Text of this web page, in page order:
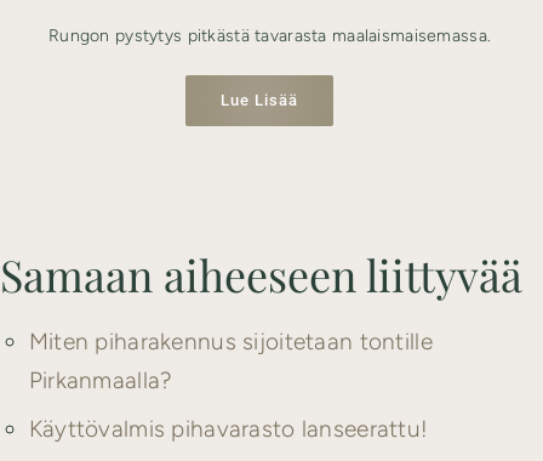
Rungon pystytys pitkästä tavarasta maalaismaisemassa.
Lue Lisää
Samaan aiheeseen liittyvää
Miten piharakennus sijoitetaan tontille
Pirkanmaalla?
Käyttövalmis pihavarasto lanseerattu!